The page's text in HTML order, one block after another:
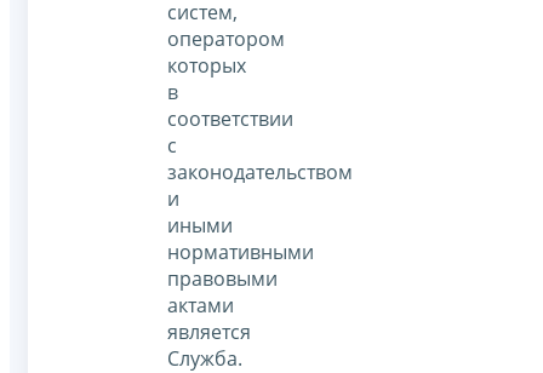
систем,
оператором
которых
в
соответствии
с
законодательством
и
иными
нормативными
правовыми
актами
является
Служба.